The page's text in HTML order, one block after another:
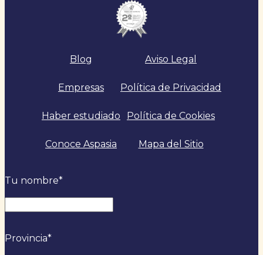
Blog
Empresas
Haber estudiado
Conoce Aspasia
Aviso Legal
Política de Privacidad
Política de Cookies
Mapa del Sitio
Tu nombre*
Provincia*